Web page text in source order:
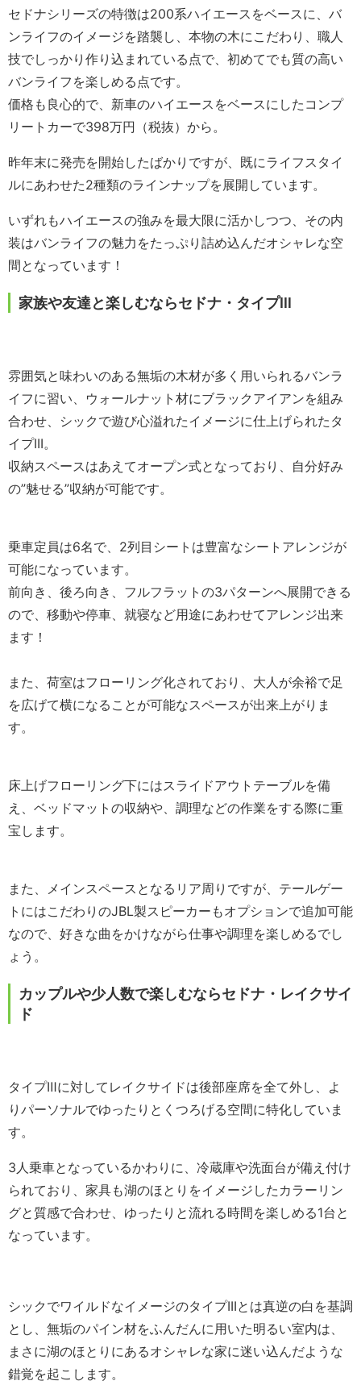
セドナシリーズの特徴は200系ハイエースをベースに、バ
ンライフのイメージを踏襲し、 本物の木にこだわり、職人
技でしっかり作り込まれている点で、 初めてでも質の高い
バンライフを楽しめる点です。
価格も良心的で、新車のハイエースをベースにしたコンプ
リートカーで398万円（税抜）から。
昨年末に発売を開始したばかりですが、既にライフスタイ
ルにあわせた2種類のラインナップを展開しています。
いずれもハイエースの強みを最大限に活かしつつ、 その内
装はバンライフの魅力をたっぷり詰め込んだオシャレな空
間となっています！
家族や友達と楽しむならセドナ・タイプⅢ
雰囲気と味わいのある無垢の木材が多く用いられるバンラ
イフに習い、ウォールナット材にブラックアイアンを組み
合わせ、 シックで遊び心溢れたイメージに仕上げられたタ
イプIII。
収納スペースはあえてオープン式となっており、自分好み
の”魅せる”収納が可能です。
乗車定員は6名で、 2列目シートは豊富なシートアレンジが
可能になっています。
前向き、後ろ向き、 フルフラットの3パターンへ展開できる
ので、移動や停車、就寝など用途にあわせてアレンジ出来
ます！
また、荷室はフローリング化されており、 大人が余裕で足
を広げて横になることが可能なスペースが出来上がりま
す。
床上げフローリング下にはスライドアウトテーブルを備
え、 ベッドマットの収納や、調理などの作業をする際に重
宝します。
また、メインスペースとなるリア周りですが、 テールゲー
トにはこだわりのJBL製スピーカーもオプションで追加可能
なので、 好きな曲をかけながら仕事や調理を楽しめるでし
ょう。
カップルや少人数で楽しむならセドナ・レイクサイ
ド
タイプⅢに対してレイクサイドは後部座席を全て外し、よ
りパーソナルでゆったりとくつろげる空間に特化していま
す。
3人乗車となっているかわりに、冷蔵庫や洗面台が備え付け
られており、家具も湖のほとりをイメージしたカラーリン
グと質感で合わせ、ゆったりと流れる時間を楽しめる1台と
なっています。
シックでワイルドなイメージのタイプIIIとは真逆の白を基調
と し、無垢のパイン材をふんだんに用いた明るい室内は、
まさに湖のほとりにあるオシャレな家に迷い込んだような
錯覚を起こします。